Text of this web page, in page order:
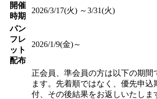
開催
時期
2026/3/17(火) ～3/31(火)
パン
フレ
ット
配布
2026/1/9(金)～
正会員、準会員の方は以下の期間
ます。先着順ではなく、優先申込
付、その後結果をお返しいたしま